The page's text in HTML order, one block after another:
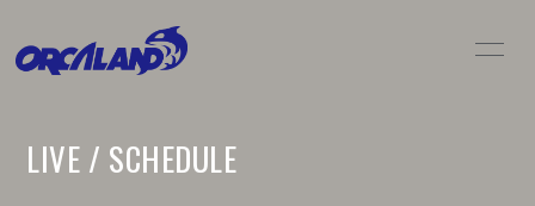
LIVE / SCHEDULE
LIVE / SCHEDULE